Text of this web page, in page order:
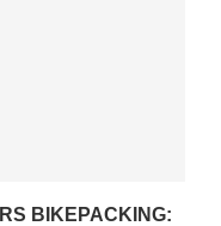
BIKEPACKING: